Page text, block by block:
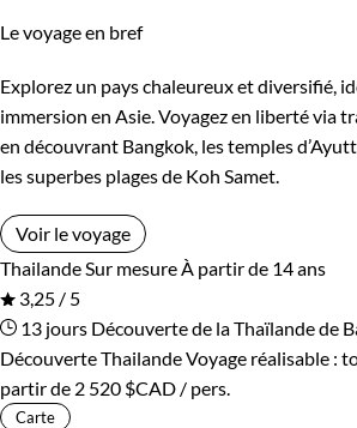
Le voyage en bref
Explorez un pays chaleureux et diversifié,
immersion en Asie. Voyagez en liberté via
en découvrant Bangkok, les temples
les superbes plages de Koh Samet.
Voir le voyage
Thailande Sur mesure À partir de 14 ans
3,25 / 5
13 jours Découverte de la Thaïlande de
Découverte ThailandeVoyage réalisable :
partir de 2 520 $CAD / pers.
Carte